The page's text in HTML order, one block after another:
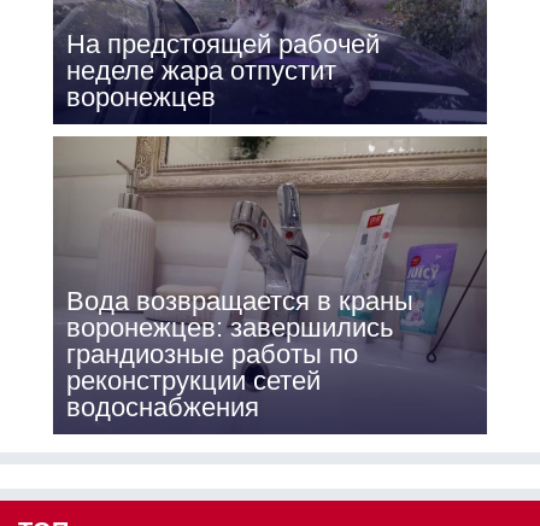
На предстоящей рабочей
неделе жара отпустит
воронежцев
Вода возвращается в краны
воронежцев: завершились
грандиозные работы по
реконструкции сетей
водоснабжения